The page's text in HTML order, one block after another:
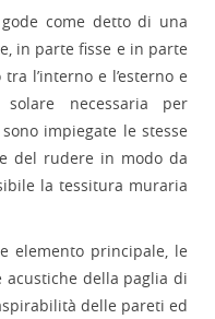
come detto di una
in parte fisse e in parte
l’interno e l’esterno e
solare necessaria per
impiegate le stesse
del rudere in modo da
la tessitura muraria
elemento principale, le
della paglia di
delle pareti ed